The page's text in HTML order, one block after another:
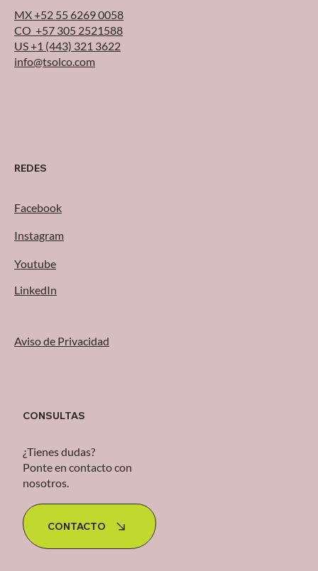
MX +52 55 6269 0058
CO +57 305 2521588
US +1 (443) 321 3622
info@tsolco.com
REDES
LinkedIn
Instagram
Facebook
Youtube
Aviso de Privacidad
CONTACTO
¿Tienes dudas?
Ponte en contacto con
nosotros.
CONSULTAS